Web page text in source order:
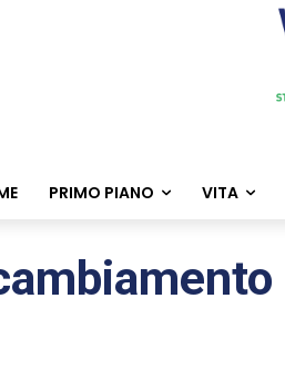
PRIMO PIANO VITA